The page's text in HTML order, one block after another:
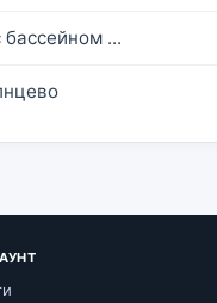
бассейном ...